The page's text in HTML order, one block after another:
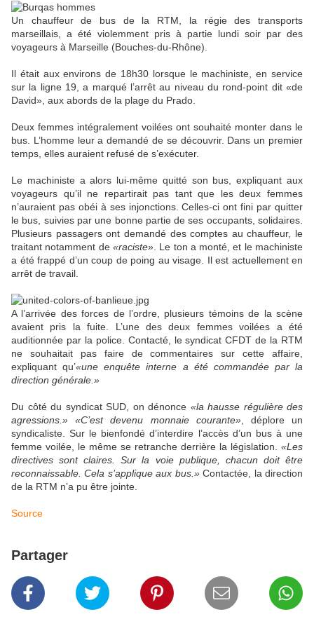
Un chauffeur de bus de la RTM, la régie des transports
marseillais, a été violemment pris à partie lundi soir par des
voyageurs à Marseille (Bouches-du-Rhône).
Il était aux environs de 18h30 lorsque le machiniste, en service
sur la ligne 19, a marqué l’arrêt au niveau du rond-point dit «de
David», aux abords de la plage du Prado.
Deux femmes intégralement voilées ont souhaité monter dans le
bus. L’homme leur a demandé de se découvrir. Dans un premier
temps, elles auraient refusé de s’exécuter.
Le machiniste a alors lui-même quitté son bus, expliquant aux
voyageurs qu’il ne repartirait pas tant que les deux femmes
n’auraient pas obéi à ses injonctions. Celles-ci ont fini par quitter
le bus, suivies par une bonne partie de ses occupants, solidaires.
Plusieurs passagers ont demandé des comptes au chauffeur, le
traitant notamment de «raciste». Le ton a monté, et le machiniste
a été frappé d’un coup de poing au visage. Il est actuellement en
arrêt de travail.
A l’arrivée des forces de l’ordre, plusieurs témoins de la scène
avaient pris la fuite. L’une des deux femmes voilées a été
auditionnée par la police. Contacté, le syndicat CFDT de la RTM
ne souhaitait pas faire de commentaires sur cette affaire,
expliquant qu’«une enquête interne a été commandée par la
direction générale.»
Du côté du syndicat SUD, on dénonce «la hausse régulière des
agressions.» «C’est devenu monnaie courante», déplore un
syndicaliste. Sur le bienfondé d’interdire l’accès d’un bus à une
femme voilée, le même se retranche derrière la législation. «Les
directives sont claires. Sur la voie publique, chacun doit être
reconnaissable. Cela s’applique aux bus.»Contactée, la direction
de la RTM n’a pu être jointe.
Source
Partager